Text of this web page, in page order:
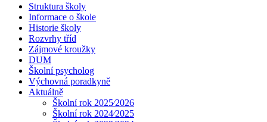
Struktura školy
Informace o škole
Historie školy
Rozvrhy tříd
Zájmové kroužky
DUM
Školní psycholog
Výchovná poradkyně
Aktuálně
Školní rok 2025⁄2026
Školní rok 2024⁄2025